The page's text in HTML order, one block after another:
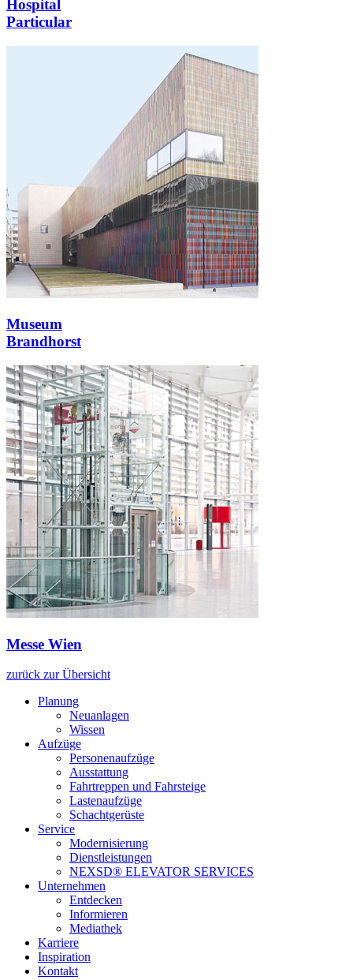
Hospital
Particular
Museum
Brandhorst
Messe Wien
zurück zur Übersicht
Planung
Neuanlagen
Wissen
Aufzüge
Personenaufzüge
Ausstattung
Fahrtreppen und Fahrsteige
Lastenaufzüge
Schachtgerüste
Service
Modernisierung
Dienstleistungen
NEXSD® ELEVATOR SERVICES
Unternehmen
Entdecken
Informieren
Mediathek
Karriere
Inspiration
Kontakt